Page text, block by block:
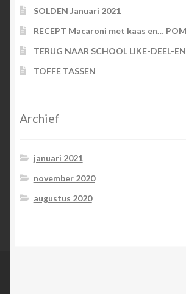
SOLDEN Januari 2021
RECEPT Macaroni met kaas en…
TERUG NAAR SCHOOL LIKE-DEEL-
TOFFE TASSEN
Archief
januari 2021
november 2020
augustus 2020